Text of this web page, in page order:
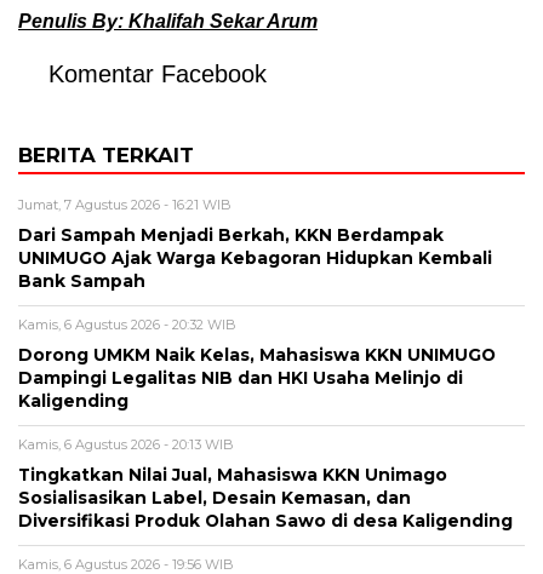
Penulis By: Khalifah Sekar Arum
Komentar Facebook
BERITA TERKAIT
Jumat, 7 Agustus 2026 - 16:21 WIB
Dari Sampah Menjadi Berkah, KKN Berdampak
UNIMUGO Ajak Warga Kebagoran Hidupkan Kembali
Bank Sampah
Kamis, 6 Agustus 2026 - 20:32 WIB
Dorong UMKM Naik Kelas, Mahasiswa KKN UNIMUGO
Dampingi Legalitas NIB dan HKI Usaha Melinjo di
Kaligending
Kamis, 6 Agustus 2026 - 20:13 WIB
Tingkatkan Nilai Jual, Mahasiswa KKN Unimago
Sosialisasikan Label, Desain Kemasan, dan
Diversifikasi Produk Olahan Sawo di desa Kaligending
Kamis, 6 Agustus 2026 - 19:56 WIB